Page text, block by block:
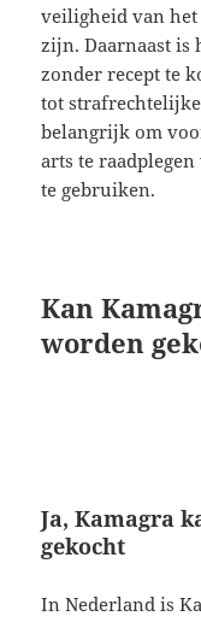
veiligheid van
zijn. Daarnaast is
zonder recept te
tot
belangrijk om
arts te
te gebruiken.
Kan
worden
Ja, Kamagra
gekocht
In Nederland is